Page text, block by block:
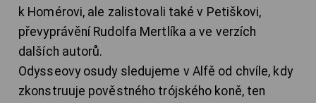
k Homérovi, ale zalistovali také v Petiškovi,
převyprávění Rudolfa Mertlíka a ve verzích
dalších autorů.
Odysseovy osudy sledujeme v Alfě od chvíle, kdy
zkonstruuje pověstného trójského koně, ten